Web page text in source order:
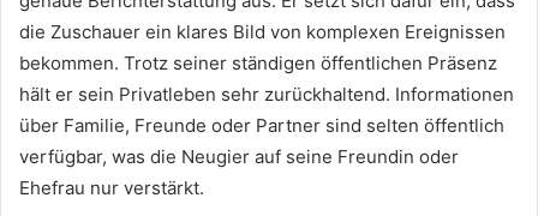
die Zuschauer ein klares Bild von komplexen Ereignissen
bekommen. Trotz seiner ständigen öffentlichen Präsenz
hält er sein Privatleben sehr zurückhaltend. Informationen
über Familie, Freunde oder Partner sind selten öffentlich
verfügbar, was die Neugier auf seine Freundin oder
Ehefrau nur verstärkt.